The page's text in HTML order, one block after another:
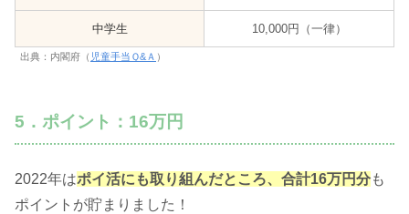
中学生 10,000円（一律）
出典：内閣府（ 児童手当Ｑ&Ａ ）
5．ポイント：16万円
2022年はポイ活にも取り組んだところ、合計16万円分も
ポイントが貯まりました！